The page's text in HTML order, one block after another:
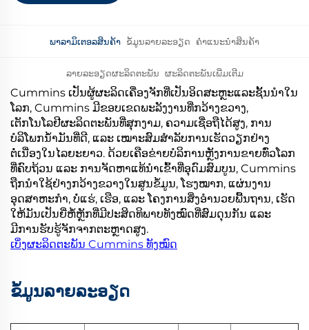
ພາລາມິເຕອລສິນຄ້າ ຂໍ້ມູນລາຍລະອຽດ ຄຳແນະນຳສິນຄ້າ
ລາຍລະອຽດຜະລິດຕະພັນ ຜະລິດຕະພັນເພີ່ມເຕີມ
Cummins ເປັນຜູ້ຜະລິດເຄື່ອງຈັກທີ່ເປັນອິດສະຫຼະແລະຊັ້ນນຳໃນ
ໂລກ, Cummins ມີຂອບເຂດພະລັງງານທີ່ກວ້າງຂວາງ,
ເຕັກໂນໂລຢີຜະລິດຕະພັນທີ່ສຸກງາມ, ຄວາມເຊື່ອຖືໄດ້ສູງ, ການ
ບໍລິໂພກນ້ຳມັນທີ່ດີ, ແລະ ເໝາະສົມສຳລັບການເຮັດວຽກຢ່າງ
ຕໍ່ເນື່ອງໃນໄລຍະຍາວ. ດ້ວຍເຄືອຂ່າຍບໍລິການຫຼັງການຂາຍທົ່ວໂລກ
ທີ່ຄົບຖ້ວນ ແລະ ການຈັດຫາແທ້ນຳເຂົ້າທີ່ອຸດົມສົມບູນ, Cummins
ຖືກນຳໃຊ້ຢ່າງກວ້າງຂວາງໃນສູນຂໍ້ມູນ, ໂຮງໝາກ, ແຜ່ນງານ
ອຸດສາຫະກຳ, ບໍ່ແຮ່, ເຮືອ, ແລະ ໂຄງການສິ່ງອຳນວຍພື້ນຖານ, ເຮັດ
ໃຫ້ມັນເປັນຍີ່ຫໍ້ຫຼັກທີ່ມີປະສິດທິພາບທັງໝົດທີ່ສົມດຸນກັນ ແລະ
ມີການຮັບຮູ້ຈັກຈາກຕະຫຼາດສູງ.
ເບິ່ງຜະລິດຕະພັນ Cummins ທັງໝົດ
ຂໍ້ມູນລາຍລະອຽດ